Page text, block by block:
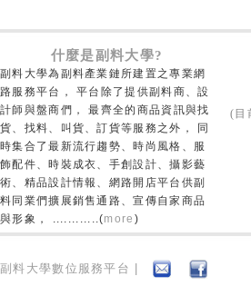
什麼是副料大學?
副料大學為副料產業鏈所建置之專業網
路服務平台， 平台除了提供副料商、設
計師與盤商們， 最齊全的商品資訊與找
貨、找料、叫貨、訂貨等服務之外， 同
時集合了最新流行趨勢、時尚風格、服
飾配件、時裝成衣、手創設計、攝影藝
術、精品設計情報、網路開店平台供副
料同業們擴展銷售通路、宣傳自家商品
與形象， ............(more )
(目
副料大學數位服務平台 |